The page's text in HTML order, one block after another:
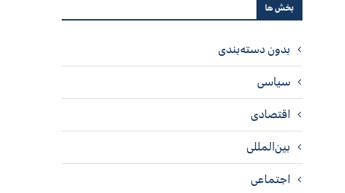
بخش ها
بدون دسته‌بندی
سیاسی
اقتصادی
بین‌المللی
اجتماعی